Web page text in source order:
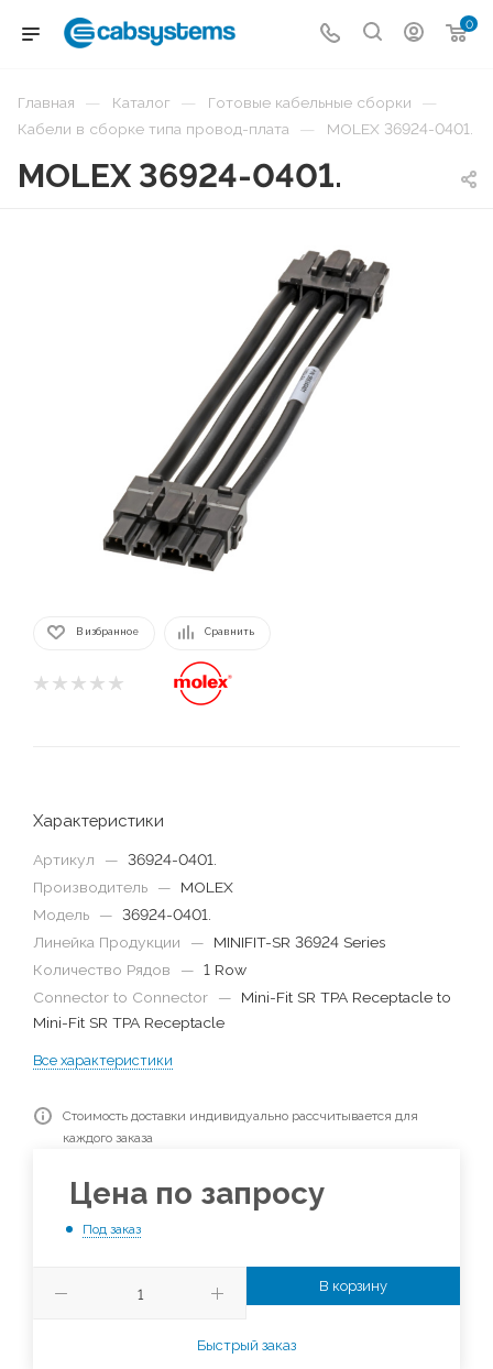
0
Главная — Каталог — Готовые кабельные сборки —
Кабели в сборке типа провод-плата — MOLEX 36924-0401.
MOLEX 36924-0401.
В избранное Сравнить
Характеристики
Артикул — 36924-0401.
Производитель
—
MOLEX
Модель
— 36924-0401.
Линейка Продукции
—
MINIFIT-SR 36924 Series
Количество Рядов
— 1 Row
Connector to Connector
—
Mini-Fit SR TPA Receptacle to
Mini-Fit SR TPA Receptacle
Все характеристики
Стоимость доставки индивидуально рассчитывается для
каждого заказа
Цена по запросу
Под заказ
В корзину
Быстрый заказ